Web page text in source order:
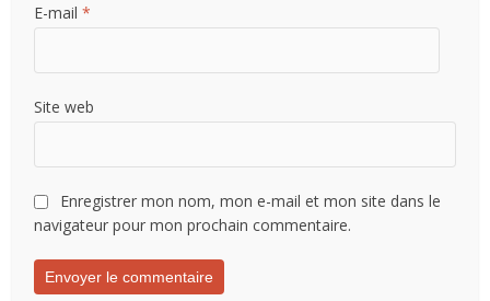
E-mail*
Site web
Enregistrer mon nom, mon e-mail et mon site dans le
navigateur pour mon prochain commentaire.